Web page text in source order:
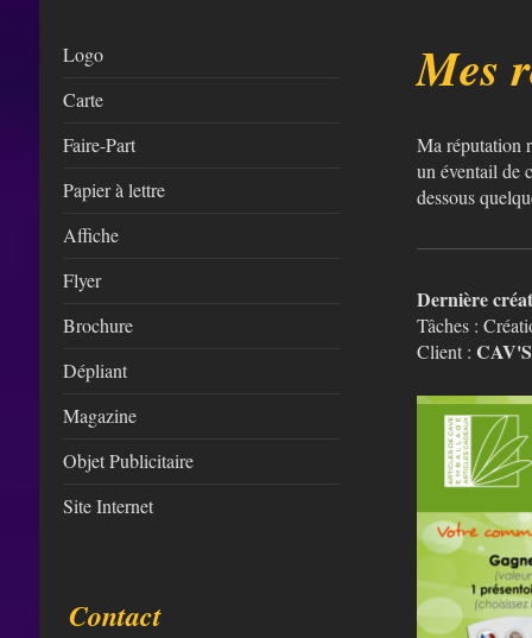
Mes
Ma réputation
un éventail de
dessous
Dernière
Tâches :
Client :
Logo
Carte
Faire-Part
Papier à lettre
Affiche
Flyer
Brochure
Dépliant
Magazine
Objet Publicitaire
Site Internet
Contact